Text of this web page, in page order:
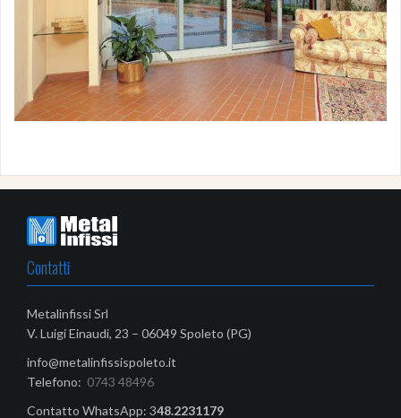
Contatti
Metalinfissi Srl
V. Luigi Einaudi, 23 – 06049 Spoleto (PG)
info@metalinfissispoleto.it
Telefono: 0743 48496
Contatto WhatsApp: 348.2231179‬